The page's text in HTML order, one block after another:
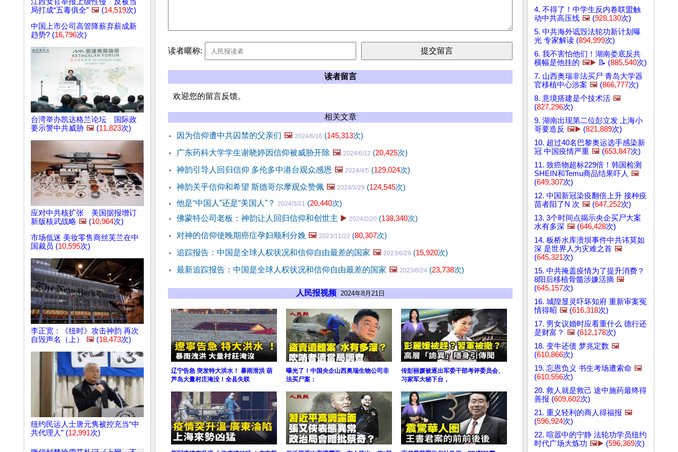
局打成“五毒俱全” 🖼️ (14,519次)
中国上市公司高管降薪弃薪成新
趋势? (16,796次)
台湾举办凯达格兰论坛 国际政
要示警中共威胁 🖼️ (11,823次)
应对中共核扩张 美国据报增订
新版核武战略 🖼️ (10,964次)
市场低迷 美妆零售商丝芙兰在中
国裁员 (10,595次)
李正宽：《纽时》攻击神韵 再次
自毁声名（上）
🖼️ (18,473次)
纽约民运人士唐元隽被控充当“中
共代理人” (12,991次)
读者暱称:
读者留言
欢迎您的留言反馈。
相关文章
因为信仰遭中共囚禁的父亲们 🖼️ 2024/6/16 (145,313次)
广东药科大学学生谢晓婷因信仰被威胁开除 🖼️ 2024/6/12 (20,425次)
神韵引导人回归信仰 多伦多中港台观众感恩 🖼️ 2024/4/5 (129,024次)
神韵关乎信仰和希望 斯德哥尔摩观众赞佩 🖼️ 2024/3/29 (124,545次)
他是“中国人”还是“美国人”？ 2024/3/21 (20,440次)
佛蒙特公司老板：神韵让人回归信仰和创世主 ▶️ 2024/2/20 (138,340次)
对神的信仰使晚期癌症孕妇顺利分娩 🖼️ 2023/11/22 (80,307次)
追踪报告：中国是全球人权状况和信仰自由最差的国家 🖼️ 2023/6/29 (15,920次)
最新追踪报告：中国是全球人权状况和信仰自由最差的国家 🖼️ 2023/6/24 (23,738次)
人民报视频 2024年8月21日
辽宁告急 突发特大洪水！ 暴雨泄洪 葫
芦岛大量村庄淹没！全县失联
曝光了！中国央企山西奥瑞生物公司非
法买尸案：
传彭丽媛被逐出军委干部考评委员会、
习家军大秘下台，
4. 不得了！中学生反内卷联盟触
动中共高压线 🖼️ (928,130次)
5. 中共海外诋毁法轮功新计划曝
光 专家解读 (894,999次)
6. 我不害怕他们！湖南娄底反共
横幅是他挂的 🖼️▶️ 📝 (885,540次)
7. 山西奥瑞非法买尸 青岛大学器
官移植中心涉案 🖼️ (866,777次)
8. 意境搭建是个技术活 🖼️
(827,296次)
9. 湖南出现第二位彭立发 上海小
哥要造反 🖼️▶️ (821,889次)
10. 超过40名巴黎奥运选手感染新
冠 中国疫情严重 🖼️ (653,847次)
11. 致癌物超标229倍！韩国检测
SHEIN和Temu商品结果吓人 🖼️
(649,307次)
12. 中国新冠染疫翻倍上升 接种疫
苗者阳了N 次 🖼️ (647,252次)
13. 3个时间点揭示央企买尸大案
水有多深 🖼️ (646,428次)
14. 板桥水库溃坝事件中共讳莫如
深 是世界人为灾难之首 🖼️
(645,321次)
15. 中共掩盖疫情为了提升消费？
8阳后移植骨髓涉嫌活摘 🖼️
(645,157次)
16. 城隍显灵吓坏知府 重新审案冤
情得昭 🖼️ (616,318次)
17. 男女议婚时应看重什么 德行还
是财富？ 🖼️ (612,178次)
18. 变牛还债 梦兆定数 🖼️
(610,866次)
19. 忘恩负义 书生考场遭索命 🖼️
(610,556次)
20. 救人就是救己 途中施药最终得
善报 (609,602次)
21. 重义轻利的商人得福报 🖼️
(596,924次)
22. 喧嚣中的宁静 法轮功学员纽约
时代广场大炼功 🖼️▶️ (596,369次)